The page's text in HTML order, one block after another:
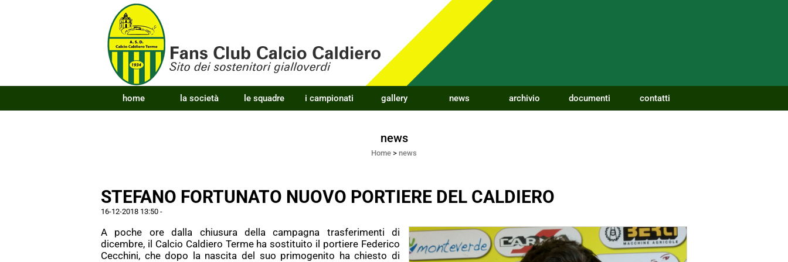
home la società le squadre i campionati gallery news archivio documenti contatti
news
Home > news
STEFANO FORTUNATO NUOVO PORTIERE DEL CALDIERO
16-12-2018 13:50 -
A poche ore dalla chiusura della campagna trasferimenti di
dicembre, il Calcio Caldiero Terme ha sostituito il portiere Federico
Cecchini, che dopo la nascita del suo primogenito ha chiesto di